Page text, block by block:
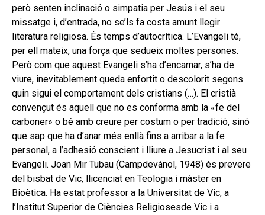
però senten inclinació o simpatia per Jesús i el seu
missatge i, d’entrada, no se’ls fa costa amunt llegir
literatura religiosa. És temps d’autocrítica. L’Evangeli té,
per ell mateix, una força que sedueix moltes persones.
Però com que aquest Evangeli s’ha d’encarnar, s’ha de
viure, inevitablement queda enfortit o descolorit segons
quin sigui el comportament dels cristians (…). El cristià
convençut és aquell que no es conforma amb la «fe del
carboner» o bé amb creure per costum o per tradició, sinó
que sap que ha d’anar més enllà fins a arribar a la fe
personal, a l’adhesió conscient i lliure a Jesucrist i al seu
Evangeli. Joan Mir Tubau (Campdevànol, 1948) és prevere
del bisbat de Vic, llicenciat en Teologia i màster en
Bioètica. Ha estat professor a la Universitat de Vic, a
l’Institut Superior de Ciències Religiosesde Vic i a